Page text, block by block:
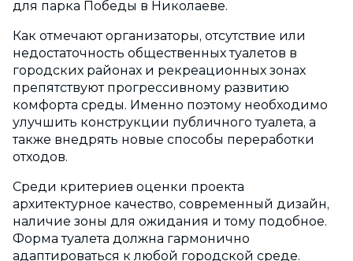
для парка Победы в Николаеве.
Как отмечают организаторы, отсутствие или
недостаточность общественных туалетов в
городских районах и рекреационных зонах
препятствуют прогрессивному развитию
комфорта среды. Именно поэтому необходимо
улучшить конструкции публичного туалета, а
также внедрять новые способы переработки
отходов.
Среди критериев оценки проекта
архитектурное качество, современный дизайн,
наличие зоны для ожидания и тому подобное.
Форма туалета должна гармонично
адаптироваться к любой городской среде.